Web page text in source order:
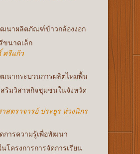
ฒนาผลิตภัณฑ์ข้าวกล้องงอก
ขนาดเล็ก
ศรีแก้ว
นากระบวนการผลิตไหมพื้น
สริมวิสาหกิจชุมชนในจังหวัด
สตราจารย์ ประยูร ห่วงนิกร
การความรู้เพื่อพัฒนา
โครงการการจัดการเรียน